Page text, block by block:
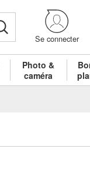
Se connecter
Photo &
caméra